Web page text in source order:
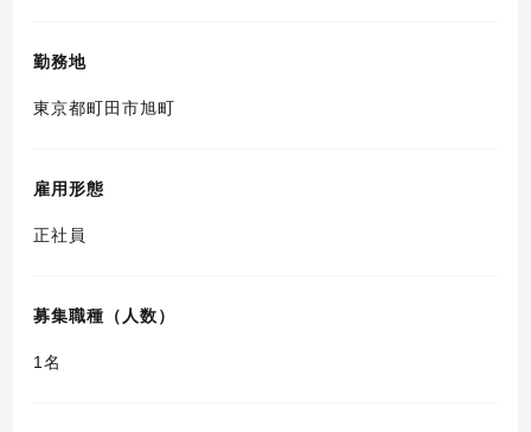
勤務地
東京都町田市旭町
雇用形態
正社員
募集職種（人数）
1名